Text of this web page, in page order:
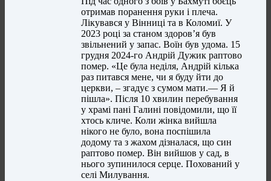
отримав поранення руки і плеча.
Лікувався у Вінниці та в Коломиї. У
2023 році за станом здоров’я був
звільнений у запас. Воїн був удома. 15
грудня 2024-го Андрій Дужик раптово
помер. «Це була неділя, Андрій кілька
раз питався мене, чи я буду йти до
церкви, – згадує з сумом мати.— Я й
пішла». Після 10 хвилин перебування
у храмі пані Галині повідомили, що її
хтось кличе. Коли жінка вийшла
нікого не було, вона поспішила
додому та з жахом дізналася, що син
раптово помер. Він вийшов у сад, в
нього зупинилося серце. Похований у
селі Милування.